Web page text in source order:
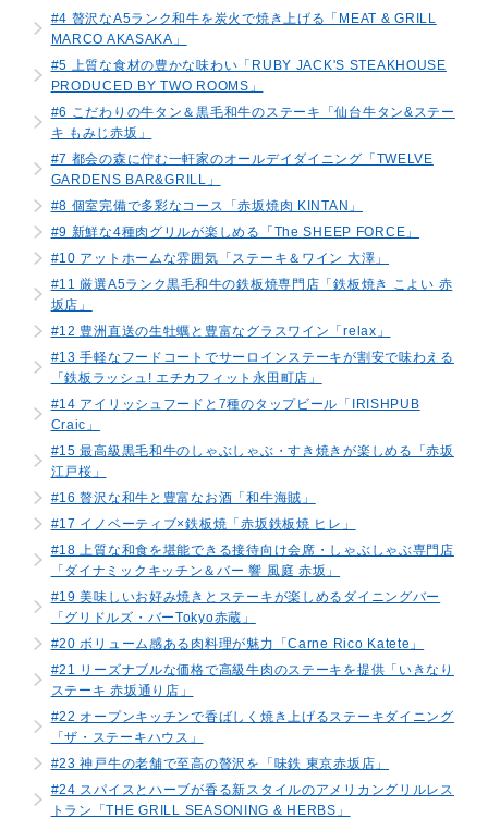
#4 贅沢なA5ランク和牛を炭火で焼き上げる「MEAT & GRILL
MARCO AKASAKA」
#5 上質な食材の豊かな味わい「RUBY JACK'S STEAKHOUSE
PRODUCED BY TWO ROOMS」
#6 こだわりの牛タン＆黒毛和牛のステーキ「仙台牛タン&ステー
キ もみじ赤坂」
#7 都会の森に佇む一軒家のオールデイダイニング「TWELVE
GARDENS BAR&GRILL」
#8 個室完備で多彩なコース「赤坂焼肉 KINTAN」
#9 新鮮な4種肉グリルが楽しめる「The SHEEP FORCE」
#10 アットホームな雰囲気「ステーキ＆ワイン 大澤」
#11 厳選A5ランク黒毛和牛の鉄板焼専門店「鉄板焼き こよい 赤
坂店」
#12 豊洲直送の生牡蠣と豊富なグラスワイン「relax」
#13 手軽なフードコートでサーロインステーキが割安で味わえる
「鉄板ラッシュ! エチカフィット永田町店」
#14 アイリッシュフードと7種のタップビール「IRISHPUB
Craic」
#15 最高級黒毛和牛のしゃぶしゃぶ・すき焼きが楽しめる「赤坂
江戸桜」
#16 贅沢な和牛と豊富なお酒「和牛海賊」
#17 イノベーティブ×鉄板焼「赤坂鉄板焼 ヒレ」
#18 上質な和食を堪能できる接待向け会席・しゃぶしゃぶ専門店
「ダイナミックキッチン＆バー 響 風庭 赤坂」
#19 美味しいお好み焼きとステーキが楽しめるダイニングバー
「グリドルズ・バーTokyo赤蔵」
#20 ボリューム感ある肉料理が魅力「Carne Rico Katete」
#21 リーズナブルな価格で高級牛肉のステーキを提供「いきなり
ステーキ 赤坂通り店」
#22 オープンキッチンで香ばしく焼き上げるステーキダイニング
「ザ・ステーキハウス」
#23 神戸牛の老舗で至高の贅沢を「味鉄 東京赤坂店」
#24 スパイスとハーブが香る新スタイルのアメリカングリルレス
トラン「THE GRILL SEASONING & HERBS」